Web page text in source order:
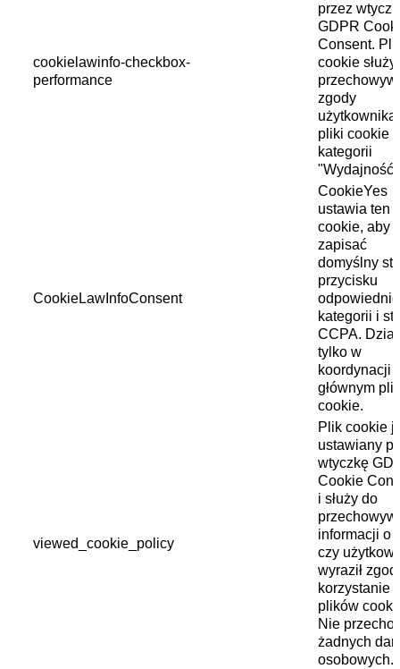
cookielawinfo-checkbox-
performance
przez
GDPR
Consent.
cookie służy
zgody
użytkownika
pliki cookie
kategorii
CookieLawInfoConsent
CookieYes
ustawia ten
cookie, aby
zapisać
domyślny
przycisku
kategorii i
CCPA.
tylko w
koordynacji
głównym
cookie.
viewed_cookie_policy
Plik cookie
ustawiany
wtyczkę
Cookie
i służy do
informacji o
czy
wyraził
korzystanie z
plików
Nie
żadnych
osobowych.